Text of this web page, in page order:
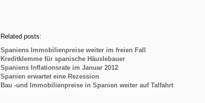
Related posts:
Spaniens Immobilienpreise weiter im freien Fall
Kreditklemme für spanische Häuslebauer
Spaniens Inflationsrate im Januar 2012
Spanien erwartet eine Rezession
Bau -und Immobilienpreise in Spanien weiter auf Talfahrt